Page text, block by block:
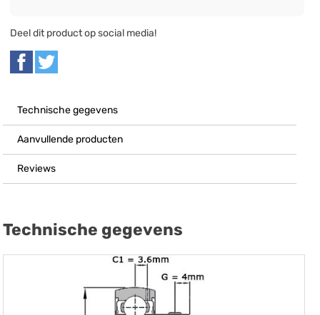
Deel dit product op social media!
Technische gegevens
Aanvullende producten
Reviews
Technische gegevens